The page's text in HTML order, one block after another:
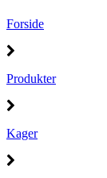
Forside
Produkter
Kager